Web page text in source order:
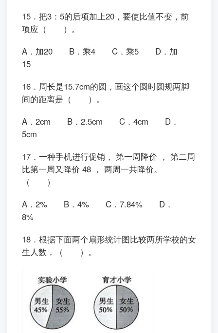
15．把3：5的后项加上20，要使比值不变，前
项应（ ）。
A．加20 B．乘4 C．乘5 D．加
15
16．周长是15.7cm的圆，画这个圆时圆规两脚
间的距离是（ ）。
A．2cm B．2.5cm C．4cm D．
5cm
17．一种手机进行促销， 第一周降价 ， 第二周
比第一周又降价 48 ， 两周一共降价。
（ ）
A．2% B．4% C．7.84% D．
8%
18．根据下面两个扇形统计图比较两所学校的女
生人数，（ ）。